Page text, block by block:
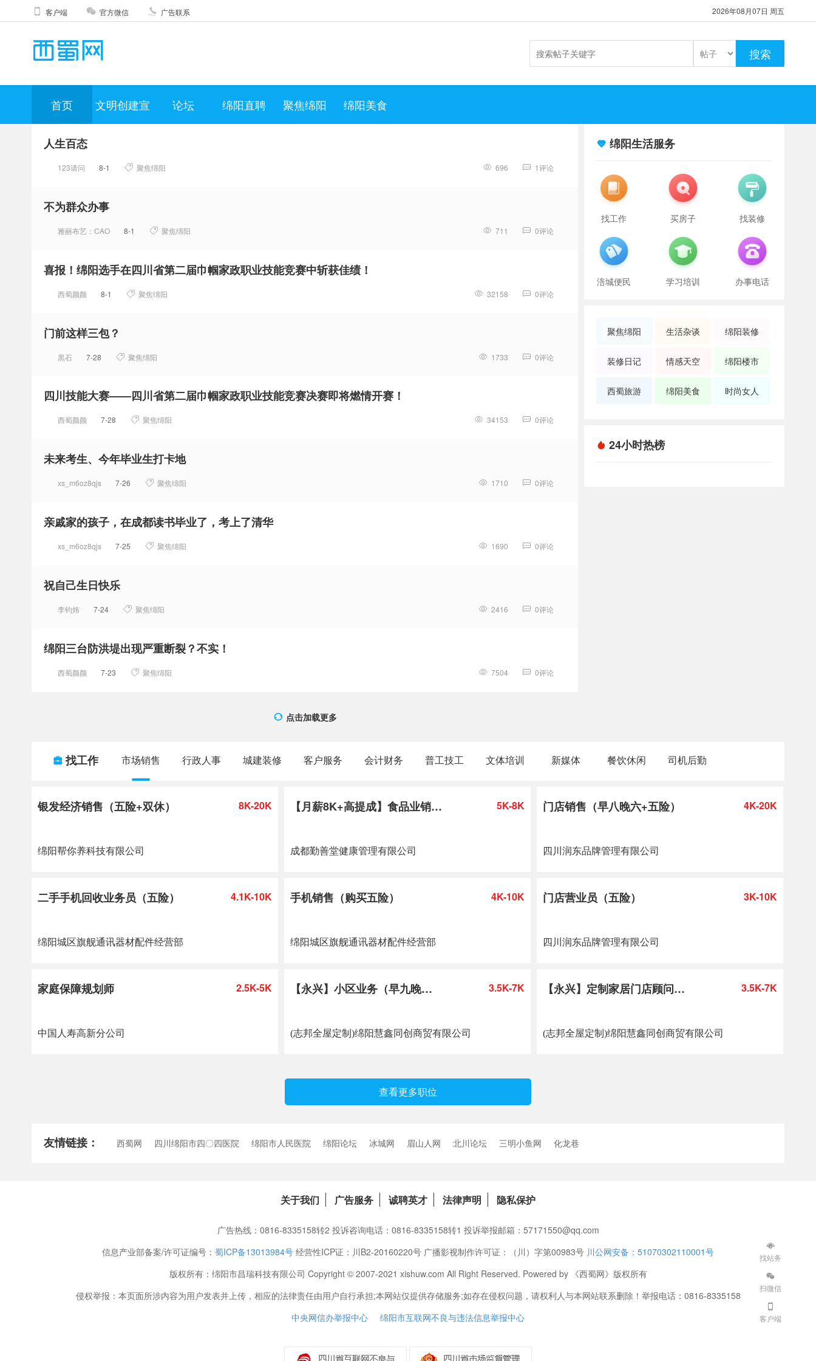
客户端 官方微信 广告联系 2026年08月07日 周五
搜索
首页 文明创建宣 论坛 绵阳直聘 聚焦绵阳 绵阳美食
人生百态
123请问 8-1 聚焦绵阳 696 1评论
不为群众办事
雅丽布艺：CAO 8-1 聚焦绵阳 711 0评论
喜报！绵阳选手在四川省第二届巾帼家政职业技能竞赛中斩获佳绩！
西蜀颜颜 8-1 聚焦绵阳 32158 0评论
门前这样三包？
黒石 7-28 聚焦绵阳 1733 0评论
四川技能大赛——四川省第二届巾帼家政职业技能竞赛决赛即将燃情开赛！
西蜀颜颜 7-28 聚焦绵阳 34153 0评论
未来考生、今年毕业生打卡地
xs_m6oz8qjs 7-26 聚焦绵阳 1710 0评论
亲戚家的孩子，在成都读书毕业了，考上了清华
xs_m6oz8qjs 7-25 聚焦绵阳 1690 0评论
祝自己生日快乐
李钧炜 7-24 聚焦绵阳 2416 0评论
绵阳三台防洪堤出现严重断裂？不实！
西蜀颜颜 7-23 聚焦绵阳 7504 0评论
点击加载更多
绵阳生活服务
找工作 买房子 找装修
涪城便民 学习培训 办事电话
聚焦绵阳 生活杂谈 绵阳装修
装修日记 情感天空 绵阳楼市
西蜀旅游 绵阳美食 时尚女人
24小时热榜
找工作 市场销售 行政人事 城建装修 客户服务 会计财务 普工技工 文体培训 新媒体 餐饮休闲 司机后勤
银发经济销售（五险+双休） 8K-20K
绵阳帮你养科技有限公司
【月薪8K+高提成】食品业销售
5K-8K
成都勤善堂健康管理有限公司
门店销售（早八晚六+五险） 4K-20K
四川润东品牌管理有限公司
二手手机回收业务员（五险） 4.1K-10K
绵阳城区旗舰通讯器材配件经营部
手机销售（购买五险） 4K-10K
绵阳城区旗舰通讯器材配件经营部
门店营业员（五险） 3K-10K
四川润东品牌管理有限公司
家庭保障规划师 2.5K-5K
中国人寿高新分公司
【永兴】小区业务（早九晚
3.5K-7K
(志邦全屋定制)绵阳慧鑫同创商贸有限公司
【永兴】定制家居门店顾问（3
3.5K-7K
(志邦全屋定制)绵阳慧鑫同创商贸有限公司
查看更多职位
友情链接： 西蜀网 四川绵阳市四〇四医院 绵阳市人民医院 绵阳论坛 冰城网 眉山人网 北川论坛 三明小鱼网 化龙巷
找站务
扫微信
客户端
关于我们 广告服务 诚聘英才 法律声明 隐私保护
广告热线：0816-8335158转2 投诉咨询电话：0816-8335158转1 投诉举报邮箱：57171550@qq.com
信息产业部备案/许可证编号： 蜀ICP备13013984号 经营性ICP证：川B2-20160220号 广播影视制作许可证：（川）字第00983号 川公网安备：51070302110001号
版权所有：绵阳市昌瑞科技有限公司 Copyright © 2007-2021 xishuw.com All Right Reserved. Powered by 《西蜀网》版权所有
侵权举报：本页面所涉内容为用户发表并上传，相应的法律责任由用户自行承担;本网站仅提供存储服务;如存在侵权问题，请权利人与本网站联系删除！举报电话：0816-8335158
中央网信办举报中心
绵阳市互联网不良与违法信息举报中心